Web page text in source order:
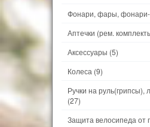
Фонари, фары, фонари-
Аптечки (рем.
Аксессуары (5)
Колеса (9)
Ручки на руль(грипсы),
(27)
Защита велосипеда от